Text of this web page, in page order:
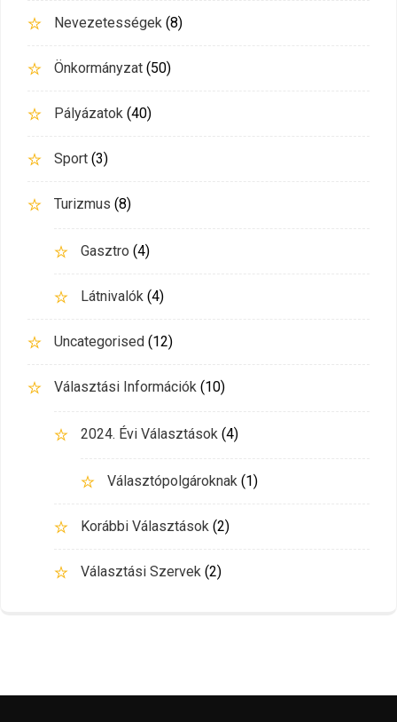
Nevezetességek (8)
Önkormányzat (50)
Pályázatok (40)
Sport (3)
Turizmus (8)
Gasztro (4)
Látnivalók (4)
Uncategorised (12)
Választási Információk (10)
2024. Évi Választások (4)
Választópolgároknak (1)
Korábbi Választások (2)
Választási Szervek (2)